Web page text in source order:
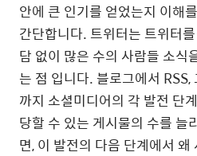
안에 큰 인기를 얻었는지 이해
간단합니다. 트위터는 트위터
담 없이 많은 수의 사람들 소식
는 점 입니다. 블로그에서
까지 소셜미디어의 각 발전 단
당할 수 있는 게시물의 수를 늘
면, 이 발전의 다음 단계에서